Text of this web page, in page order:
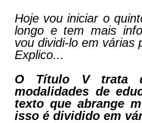
Hoje vou iniciar o
longo e tem mais
vou dividi-lo em várias
Explico...
O Título V trata
modalidades de
texto que abrange
isso é dividido em